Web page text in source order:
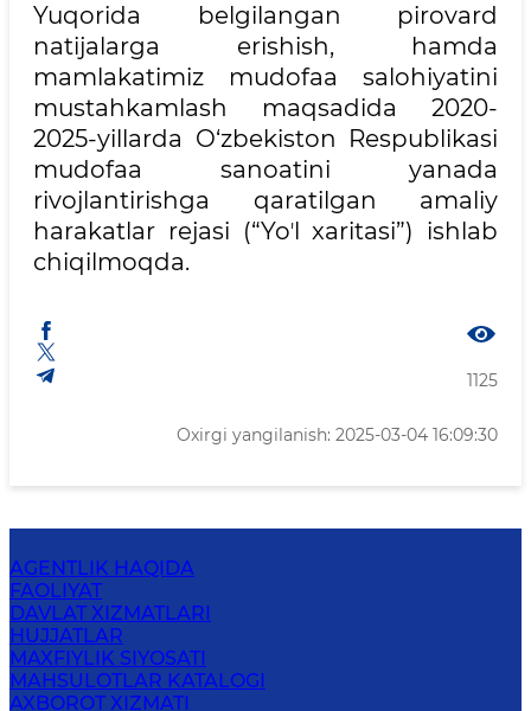
Yuqorida belgilangan pirovard
natijalarga erishish, hamda
mamlakatimiz mudofaa salohiyatini
mustahkamlash maqsadida 2020-
2025-yillarda O‘zbekiston Respublikasi
mudofaa sanoatini yanada
rivojlantirishga qaratilgan amaliy
harakatlar rejasi (“Yoʼl xaritasi”) ishlab
chiqilmoqda.
1125
Oxirgi yangilanish: 2025-03-04 16:09:30
AGENTLIK HAQIDA
FAOLIYAT
DAVLAT XIZMATLARI
HUJJATLAR
MAXFIYLIK SIYOSATI
MAHSULOTLAR KATALOGI
AXBOROT XIZMATI